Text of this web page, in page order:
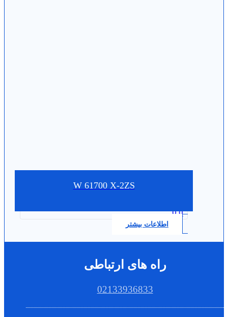
W 61700 X-2ZS
0.0
اطلاعات بیشتر
راه های ارتباطی
02133936833